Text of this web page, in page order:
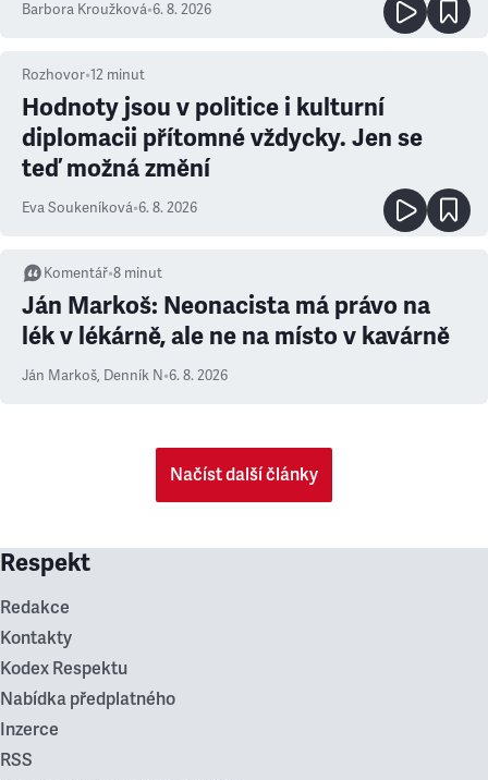
Barbora Kroužková•6. 8. 2026
Rozhovor•12 minut
Hodnoty jsou v politice i kulturní
diplomacii přítomné vždycky. Jen se
teď možná změní
Eva Soukeníková•6. 8. 2026
Komentář•8 minut
Ján Markoš: Neonacista má právo na
lék v lékárně, ale ne na místo v kavárně
Ján Markoš, Denník N•6. 8. 2026
Načíst další články
Respekt
Redakce
Kontakty
Kodex Respektu
Nabídka předplatného
Inzerce
RSS